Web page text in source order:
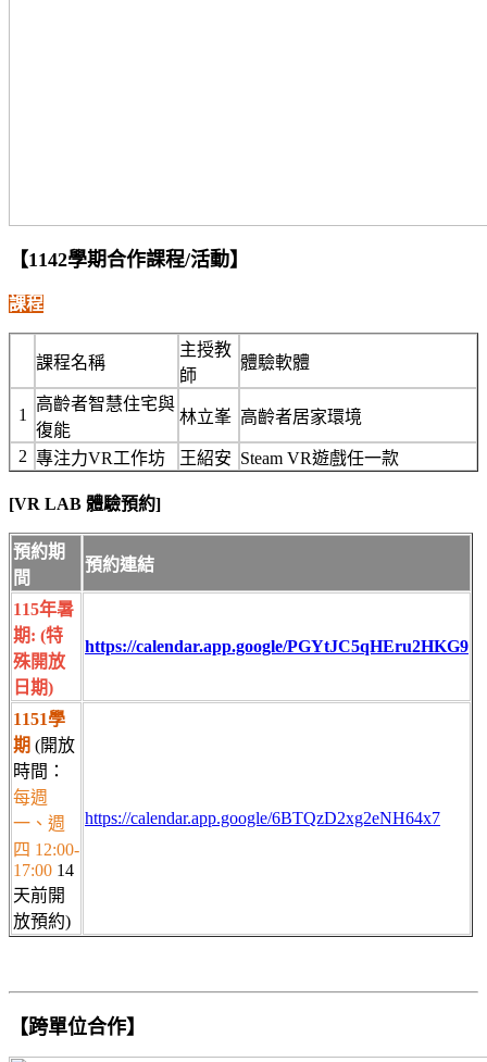
【1142學期合作課程/活動】
課程
課程名稱
主授教
師
體驗軟體
1
高齡者智慧住宅與
復能
林立峯 高齡者居家環境
2 專注力VR工作坊 王紹安 Steam VR遊戲任一款
[VR LAB 體驗預約]
預約期
間
預約連結
115年暑
期: (特
殊開放
日期)
https://calendar.app.google/PGYtJC5qHEru2HKG9
1151學
期 (開放
時間：
每週
一、週
四 12:00-
17:00 14
天前開
放預約)
https://calendar.app.google/6BTQzD2xg2eNH64x7
【跨單位合作】